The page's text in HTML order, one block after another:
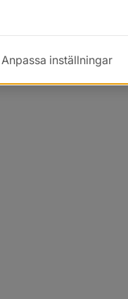
Anpassa inställningar